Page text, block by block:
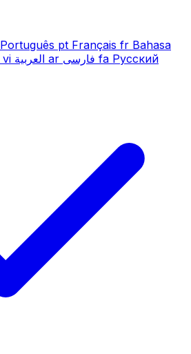
Português pt Français fr Bahasa
vi العربية ar فارسی fa Русский